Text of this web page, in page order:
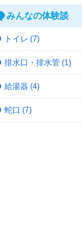
みんなの体験談
トイレ (7)
排水口・排水管 (1)
給湯器 (4)
蛇口 (7)